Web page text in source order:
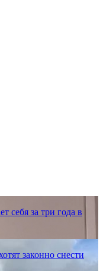
себя за три года в
законно снести